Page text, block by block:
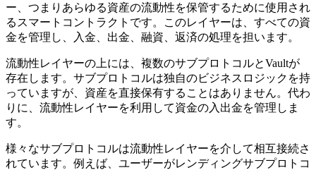
ー、つまりあらゆる資産の流動性を保管するために使用され
るスマートコントラクトです。このレイヤーは、すべての資
金を管理し、入金、出金、融資、返済の処理を担います。
流動性レイヤーの上には、複数のサブプロトコルとVaultが
存在します。サブプロトコルは独自のビジネスロジックを持
っていますが、資産を直接保有することはありません。代わ
りに、流動性レイヤーを利用して資金の入出金を管理しま
す。
様々なサブプロトコルは流動性レイヤーを介して相互接続さ
れています。例えば、ユーザーがレンディングサブプロトコ